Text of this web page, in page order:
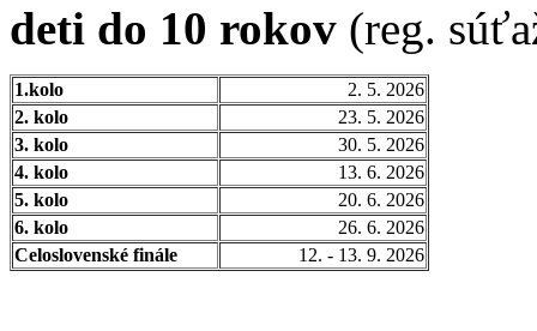
deti do 10 rokov (reg.
1.kolo
2. 5. 2026
2. kolo
23. 5. 2026
3. kolo
30. 5. 2026
4. kolo
13. 6. 2026
5. kolo
20. 6. 2026
6. kolo
26. 6. 2026
Celoslovenské finále
12. - 13. 9. 2026